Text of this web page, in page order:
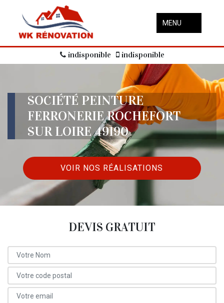
MENU
indisponible indisponible
SOCIÉTÉ PEINTURE
FERRONERIE ROCHEFORT
SUR LOIRE 49190
VOIR NOS RÉALISATIONS
DEVIS GRATUIT